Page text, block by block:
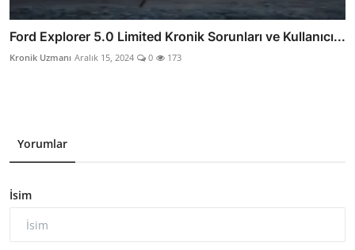
Ford Explorer 5.0 Limited Kronik Sorunları ve Kullanıcı...
Kronik Uzmanı Aralık 15, 2024 0 173
Yorumlar
İsim